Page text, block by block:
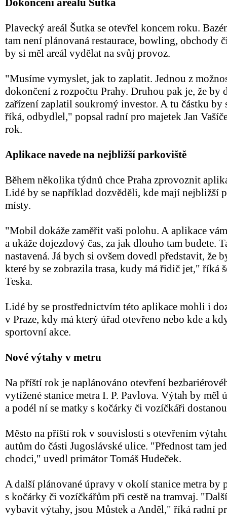
Dokončení areálu Šutka
Plavecký areál Šutka se otevřel koncem roku.
tam není plánovaná restaurace, bowling, obchody
by si měl areál vydělat na svůj provoz.
"Musíme vymyslet, jak to zaplatit. Jednou z
dokončení z rozpočtu Prahy. Druhou pak je, že by
zařízení zaplatil soukromý investor. A tu částku by
říká, odbydlel," popsal radní pro majetek Jan
rok.
Aplikace navede na nejbližší parkoviště
Během několika týdnů chce Praha zprovoznit
Lidé by se například dozvěděli, kde mají nejbližší
místy.
"Mobil dokáže zaměřit vaši polohu. A aplikace
a ukáže dojezdový čas, za jak dlouho tam budete.
nastavená. Já bych si ovšem dovedl představit, že
které by se zobrazila trasa, kudy má řidič jet," říká
Teska.
Lidé by se prostřednictvím této aplikace mohli i
v Praze, kdy má který úřad otevřeno nebo kde a
sportovní akce.
Nové výtahy v metru
Na příští rok je naplánováno otevření
vytížené stanice metra I. P. Pavlova. Výtah by měl
a podél ní se matky s kočárky či vozíčkáři
Město na příští rok v souvislosti s otevřením
autům do části Jugoslávské ulice. "Přednost tam
chodci," uvedl primátor Tomáš Hudeček.
A další plánované úpravy v okolí stanice metra by
s kočárky či vozíčkářům při cestě na tramvaj.
vybavit výtahy, jsou Můstek a Anděl," říká radní